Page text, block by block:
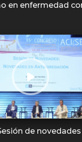
en enfermedad
de novedades